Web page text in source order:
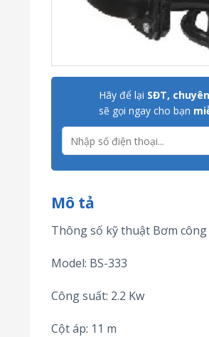
Hãy để lại SĐT,
sẽ gọi ngay cho bạn
Mô tả
Thông số kỹ thuật Bơm công
Model: BS-333
Công suất: 2.2 Kw
Cột áp: 11 m